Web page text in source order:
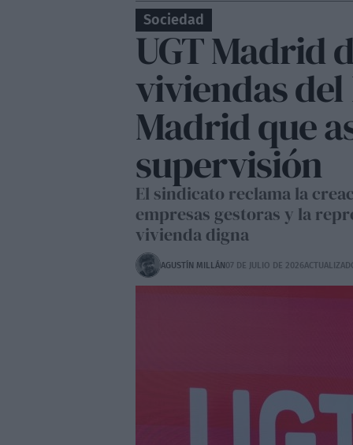
Sociedad
UGT Madrid
viviendas del
Madrid que
supervisión
El sindicato reclama la
empresas gestoras y la
vivienda digna
AGUSTÍN MILLÁN07 DE JULIO DE 2026